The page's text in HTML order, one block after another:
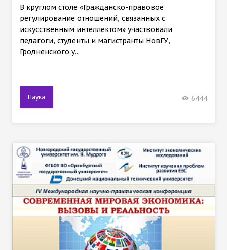
В круглом столе «Гражданско-правовое
регулирование отношений, связанных с
искусственным интеллектом» участвовали
педагоги, студенты и магистранты НовГУ,
Гродненского у...
Наука 6444